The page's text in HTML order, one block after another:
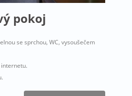
pokoj
se sprchou, WC, vysoušečem
internetu.